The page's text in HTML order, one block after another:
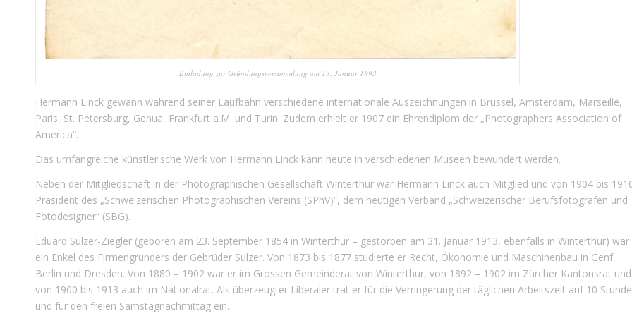
Einladung zur Gründungsversammlung am 13. Januar 1893
Hermann Linck gewann während seiner Laufbahn verschiedene internationale Auszeichnungen in Brüssel, Amsterdam, Marseille,
Paris, St. Petersburg, Genua, Frankfurt a.M. und Turin. Zudem erhielt er 1907 ein Ehrendiplom der „Photographers Association of
America“.
Das umfangreiche künstlerische Werk von Hermann Linck kann heute in verschiedenen Museen bewundert werden.
Neben der Mitgliedschaft in der Photographischen Gesellschaft Winterthur war Hermann Linck auch Mitglied und von 1904 bis
Präsident des „Schweizerischen Photographischen Vereins (SPhV)“, dem heutigen Verband „Schweizerischer Berufsfotografen und
Fotodesigner“ (SBG).
Eduard Sulzer-Ziegler (geboren am 23. September 1854 in Winterthur – gestorben am 31. Januar 1913, ebenfalls in Winterthur) war
ein Enkel des Firmengründers der Gebrüder Sulzer. Von 1873 bis 1877 studierte er Recht, Ökonomie und Maschinenbau in Genf,
Berlin und Dresden. Von 1880 – 1902 war er im Grossen Gemeinderat von Winterthur, von 1892 – 1902 im Zürcher Kantonsrat und
von 1900 bis 1913 auch im Nationalrat. Als überzeugter Liberaler trat er für die Verringerung der täglichen Arbeitszeit auf 10
und für den freien Samstagnachmittag ein.